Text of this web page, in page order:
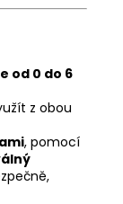
od 0 do 6
z obou
, pomocí